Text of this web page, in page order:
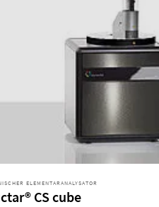
ELEMENTARANALYSATOR
CS cube